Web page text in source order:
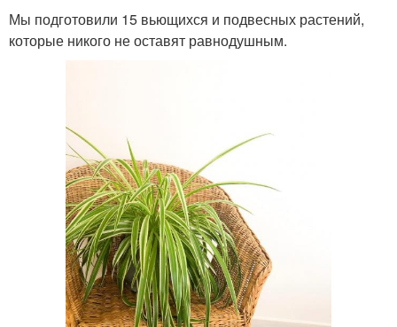
Мы подготовили 15 вьющихся и подвесных растений,
которые никого не оставят равнодушным.